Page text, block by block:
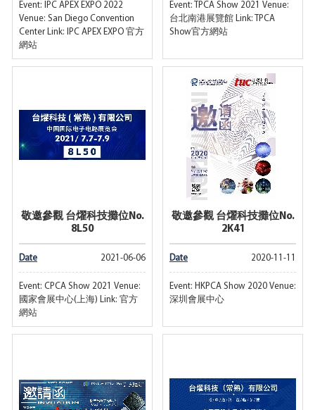
Event: IPC APEX EXPO 2022
Venue: San Diego Convention
Center Link: IPC APEX EXPO 官方
網站
Event: TPCA Show 2021 Venue:
台北南港展覽館 Link: TPCA
Show官方網站
敬邀參觀 台燿科技攤位No.
8L50
Date 2021-06-06
Event: CPCA Show 2021 Venue:
國家會展中心(上海) Link: 官方
網站
敬邀參觀 台燿科技攤位No.
2K41
Date 2020-11-11
Event: HKPCA Show 2020 Venue:
深圳會展中心